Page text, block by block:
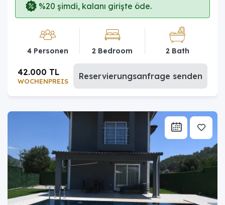
%20 şimdi, kalanı girişte öde.
4 Personen 2 Bedroom 2 Bath
WOCHENPREIS
42.000 TL Reservierungsanfrage senden